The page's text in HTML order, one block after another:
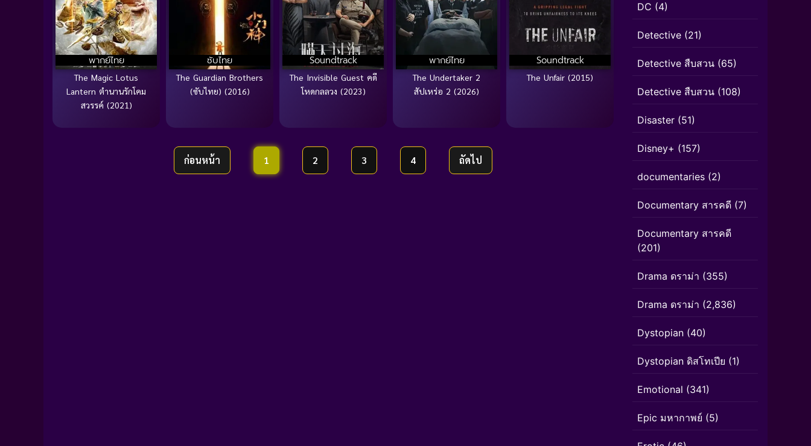
พากย์ไทย
The Magic Lotus
Lantern ตำนานรักโคม
สวรรค์ (2021)
ซับไทย
The Guardian Brothers
(ซับไทย) (2016)
Soundtrack
The Invisible Guest คดี
โหดกลลวง (2023)
พากย์ไทย
The Undertaker 2
สัปเหร่อ 2 (2026)
Soundtrack
The Unfair (2015)
ก่อนหน้า 1 2 3 4 ถัดไป
DC (4)
Detective (21)
Detective สืบสวน (65)
Detective สืบสวน (108)
Disaster (51)
Disney+ (157)
documentaries (2)
Documentary สารคดี (7)
Documentary สารคดี
(201)
Drama ดราม่า (355)
Drama ดราม่า (2,836)
Dystopian (40)
Dystopian ดิสโทเปีย (1)
Emotional (341)
Epic มหากาพย์ (5)